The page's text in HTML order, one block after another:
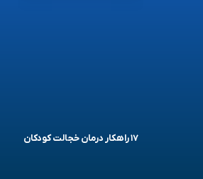
۱۷ راهکار درمان خجالت کودکان